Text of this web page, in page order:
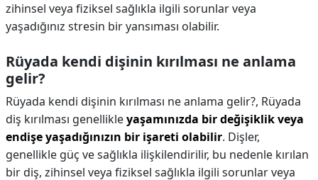
zihinsel veya fiziksel sağlıkla ilgili sorunlar veya
yaşadığınız stresin bir yansıması olabilir.
Rüyada kendi dişinin kırılması ne anlama
gelir?
Rüyada kendi dişinin kırılması ne anlama gelir?, Rüyada
diş kırılması genellikleyaşamınızda bir değişiklik veya
endişe yaşadığınızın bir işareti olabilir. Dişler,
genellikle güç ve sağlıkla ilişkilendirilir, bu nedenle kırılan
bir diş, zihinsel veya fiziksel sağlıkla ilgili sorunlar veya